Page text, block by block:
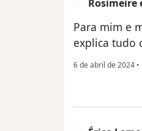
Rosimeire
Para mim e
explica tudo
6 de abril de 2024 •